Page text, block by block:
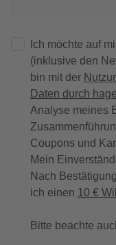
Ich möchte auf
(inklusive den
bin mit der
Daten durch
Analyse meines
Coupons und
Mein
Nach
ich einen 10 €
Bitte beachte